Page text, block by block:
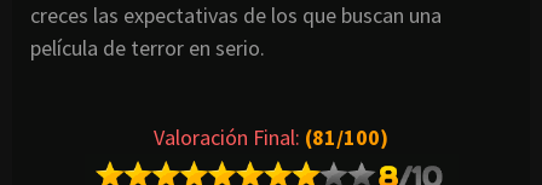
creces las expectativas de los que buscan una
película de terror en serio.
Valoración Final: (81/100)